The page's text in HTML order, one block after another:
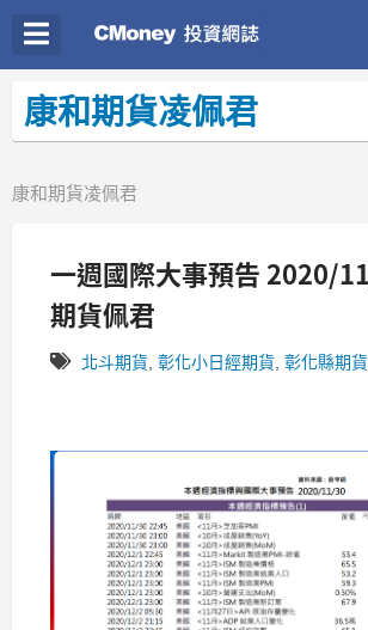
康和期貨凌佩君
康和期貨凌佩君
一週國際大事預告 2020/11/30
期貨佩君
北斗期貨 彰化小日經期貨 彰化縣期貨